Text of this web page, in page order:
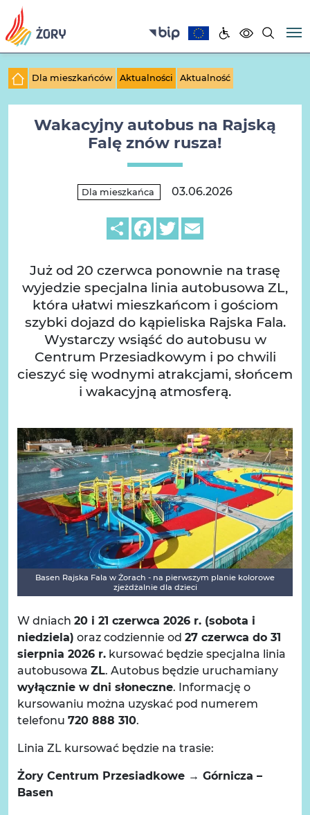
Dla mieszkańców Aktualności Aktualność
Wakacyjny autobus na Rajską
Falę znów rusza!
Dla mieszkańca 03.06.2026
ShareFacebook
Twitter
Już od 20 czerwca ponownie na trasę
wyjedzie specjalna linia autobusowa ZL,
która ułatwi mieszkańcom i gościom
szybki dojazd do kąpieliska Rajska Fala.
Wystarczy wsiąść do autobusu w
Centrum Przesiadkowym i po chwili
cieszyć się wodnymi atrakcjami, słońcem
i wakacyjną atmosferą.
Basen Rajska Fala w Żorach - na pierwszym planie kolorowe
zjeżdżalnie dla dzieci
W dniach 20 i 21 czerwca 2026 r. (sobota i
niedziela) oraz codziennie od 27 czerwca do 31
sierpnia 2026 r.kursować będzie specjalna linia
autobusowa ZL. Autobus będzie uruchamiany
wyłącznie w dni słoneczne. Informację o
kursowaniu można uzyskać pod numerem
telefonu 720 888 310.
Linia ZL kursować będzie na trasie:
Żory Centrum Przesiadkowe → Górnicza –
Basen